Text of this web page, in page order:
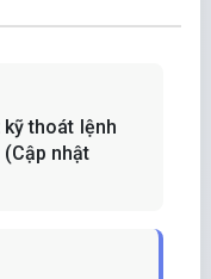
thoát lệnh
nhật